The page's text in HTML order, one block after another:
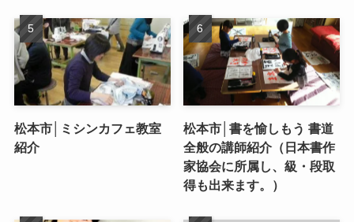
松本市│ミシンカフェ教室
紹介
松本市│書を愉しもう 書道
全般の講師紹介（日本書作
家協会に所属し、級・段取
得も出来ます。）